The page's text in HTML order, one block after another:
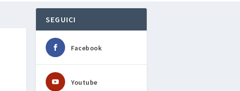
SEGUICI
Facebook
Youtube